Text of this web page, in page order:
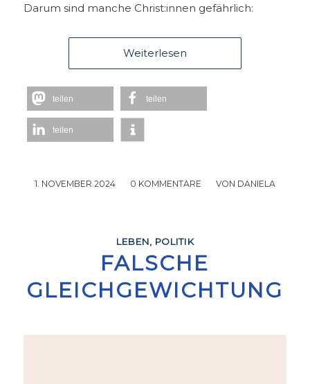
Darum sind manche Christ:innen gefährlich:
Weiterlesen
teilen teilen
teilen
1. NOVEMBER 2024
/ 0 KOMMENTARE
/ VON DANIELA
LEBEN, POLITIK
FALSCHE
GLEICHGEWICHTUNG